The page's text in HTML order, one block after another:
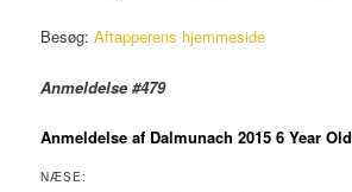
Besøg:Aftapperens hjemmeside
Anmeldelse #479
Anmeldelse af Dalmunach 2015 6 Year Old
NÆSE: